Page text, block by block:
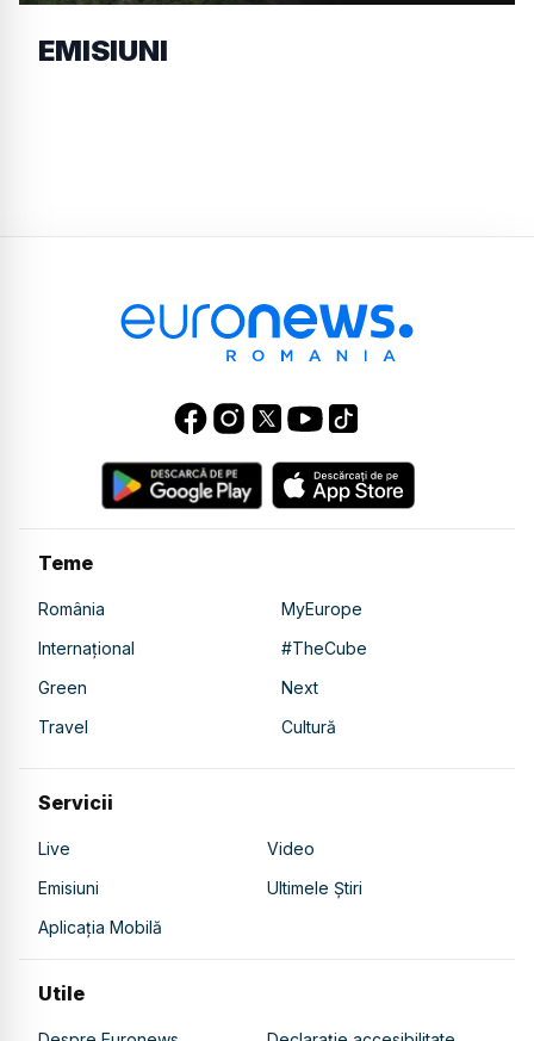
EMISIUNI
Teme
România
MyEurope
Internațional
#TheCube
Green
Next
Travel
Cultură
Servicii
Live
Video
Emisiuni
Ultimele Știri
Aplicația Mobilă
Utile